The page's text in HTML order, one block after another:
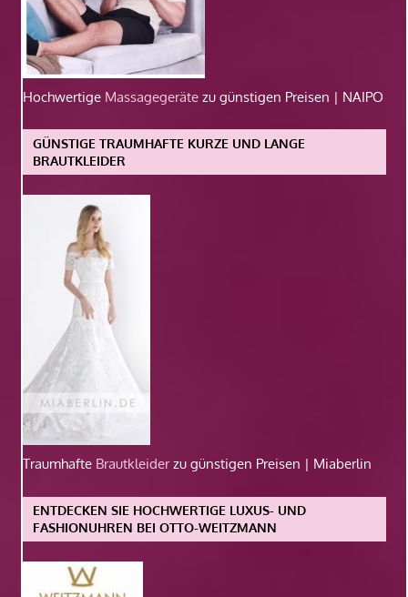
Hochwertige Massagegeräte zu günstigen Preisen | NAIPO
GÜNSTIGE TRAUMHAFTE KURZE UND LANGE
BRAUTKLEIDER
Traumhafte Brautkleiderzu günstigen Preisen | Miaberlin
ENTDECKEN SIE HOCHWERTIGE LUXUS- UND
FASHIONUHREN BEI OTTO-WEITZMANN